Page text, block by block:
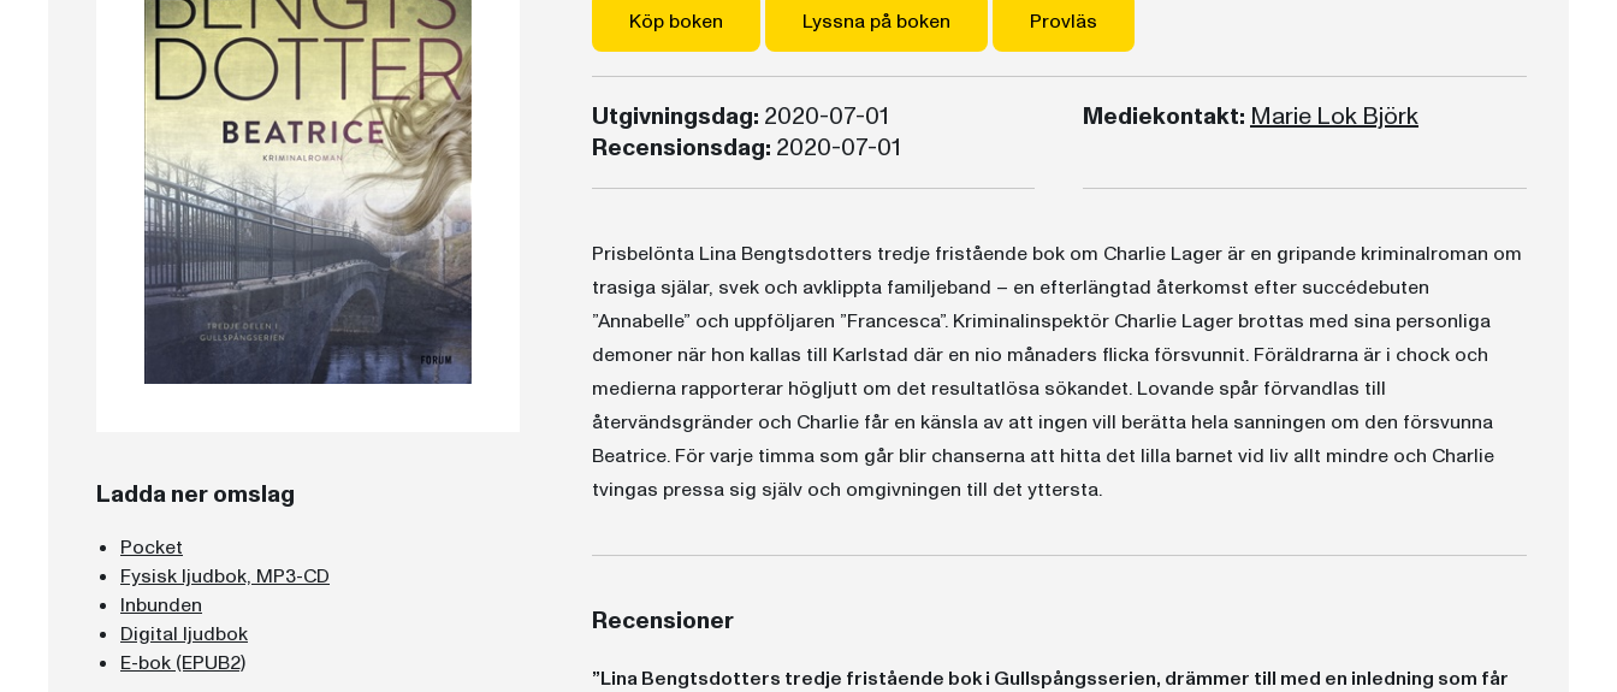
Ladda ner omslag
Pocket
Fysisk ljudbok, MP3-CD
Inbunden
Digital ljudbok
E-bok (EPUB2)
Köp boken Lyssna på boken Provläs
Utgivningsdag: 2020-07-01
Recensionsdag: 2020-07-01
Mediekontakt:Marie Lok Björk
Prisbelönta Lina Bengtsdotters tredje fristående bok om Charlie Lager är en gripande kriminalroman om
trasiga själar, svek och avklippta familjeband – en efterlängtad återkomst efter succédebuten
”Annabelle” och uppföljaren ”Francesca”. Kriminalinspektör Charlie Lager brottas med sina personliga
demoner när hon kallas till Karlstad där en nio månaders flicka försvunnit. Föräldrarna är i chock och
medierna rapporterar högljutt om det resultatlösa sökandet. Lovande spår förvandlas till
återvändsgränder och Charlie får en känsla av att ingen vill berätta hela sanningen om den försvunna
Beatrice. För varje timma som går blir chanserna att hitta det lilla barnet vid liv allt mindre och Charlie
tvingas pressa sig själv och omgivningen till det yttersta.
Recensioner
”Lina Bengtsdotters tredje fristående bok i Gullspångsserien, drämmer till med en inledning som får